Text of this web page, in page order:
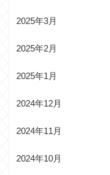
2025年3月
2025年2月
2025年1月
2024年12月
2024年11月
2024年10月